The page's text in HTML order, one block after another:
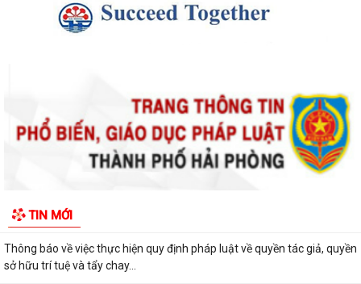
TIN MỚI
Thông báo Lịch công tác tuần 31 của lãnh đạo UBND phường Lê Ích
Mộc (Từ 27/7 - 02/8/2026)
Thông báo về việc cảnh giác với các hành vi giả mạo cơ quan nhà nước
để lừa đảo chiếm đoạt tài sản...
Mộc (Từ 20/7 - 26/7/2026)
Thông báo về việc niêm yết công khai kết quả xét duyệt trợ cấp đối
tượng bảo trợ xã hội trên địa...